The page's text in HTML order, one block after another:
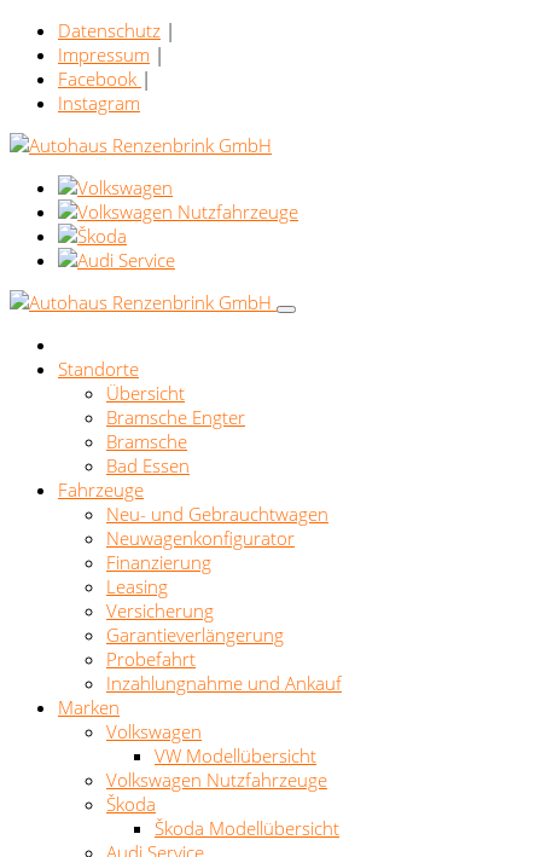
Datenschutz |
Impressum |
Facebook |
Instagram
Standorte
Übersicht
Bramsche Engter
Bramsche
Bad Essen
Fahrzeuge
Neu- und Gebrauchtwagen
Neuwagenkonfigurator
Finanzierung
Leasing
Versicherung
Garantieverlängerung
Probefahrt
Inzahlungnahme und Ankauf
Marken
Volkswagen
VW Modellübersicht
Volkswagen Nutzfahrzeuge
Škoda
Škoda Modellübersicht
Audi Service